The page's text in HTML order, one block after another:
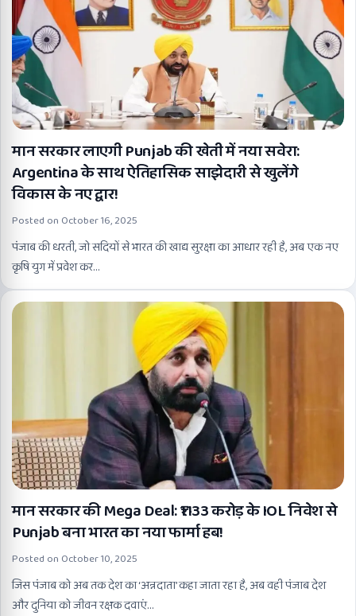
मान सरकार लाएगी Punjab की खेती में नया सवेरा:
Argentina के साथ ऐतिहासिक साझेदारी से खुलेंगे
विकास के नए द्वार!
Posted on October 16, 2025
पंजाब की धरती, जो सदियों से भारत की खाद्य सुरक्षा का आधार रही है, अब एक नए
कृषि युग में प्रवेश कर…
मान सरकार की Mega Deal: ₹1133 करोड़ के IOL निवेश से
Punjab बना भारत का नया फार्मा हब!
Posted on October 10, 2025
जिस पंजाब को अब तक देश का ‘अन्नदाता’ कहा जाता रहा है, अब वही पंजाब देश
और दुनिया को जीवन रक्षक दवाएं…